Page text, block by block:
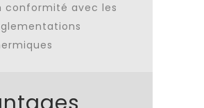
conformité avec les